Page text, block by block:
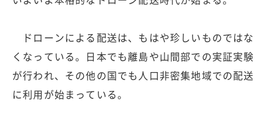
ドローンによる配送は、もはや珍しいものではな
くなっている。日本でも離島や山間部での実証実験
が行われ、その他の国でも人口非密集地域での配送
に利用が始まっている。